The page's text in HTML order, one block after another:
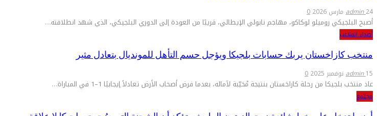
admin24 مارس 2026 0
أصبح البلجيكي روميلو لوكاكو، مهاجم نابولي الإيطالي، قريبًا من العودة إلى الدوري البلجيكي، الذي شهد انطلاقته…
أصداء الملاعب
منتخب كازاخستان يربك حسابات بلجيكا ويؤجل حسم التأهل للمونديال بتعادل مثير
admin15 نوفمبر 2025 0
عاد منتخب بلجيكا من رحلة كازاخستان بنتيجة مُخيّبة لآماله، بعدما فرض أصحاب الأرض تعادلاً إيجابيًا 1–1 في المباراة…
مجتمع